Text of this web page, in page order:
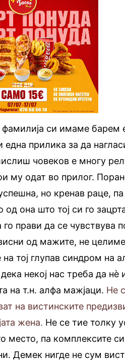
си имаме барем
една прилика за да
човеков е многу
му одат во прилог.
но кренав раце,
од она што тој си го
го прави да се
од мажите, не
тој глупав синдром на
некој нас треба да
на т.н. алфа мажјаци. Не
на вистинските
жена. Не се тие толку
место, па комплексите
Демек нигде не сум